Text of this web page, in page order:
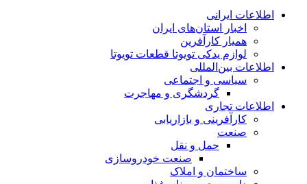
اطلاعات‌ ‎ایرانی
اخبار استان‌های ایران
همیار کارآفرین
لوازم یدکی تویوتا قطعات تویوتا
اطلاعات بین‌المللی
سیاسی و اجتماعی
گردشگری و مهاجرت
اطلاعات تجاری
کارآفرینی و بازاریابی
صنعت
حمل و نقل
صنعت خودروسازی
ساختمان و املاک